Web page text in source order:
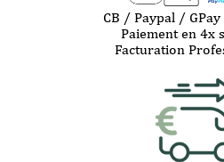
CB / Paypal /
Paiement en 4x
Facturation